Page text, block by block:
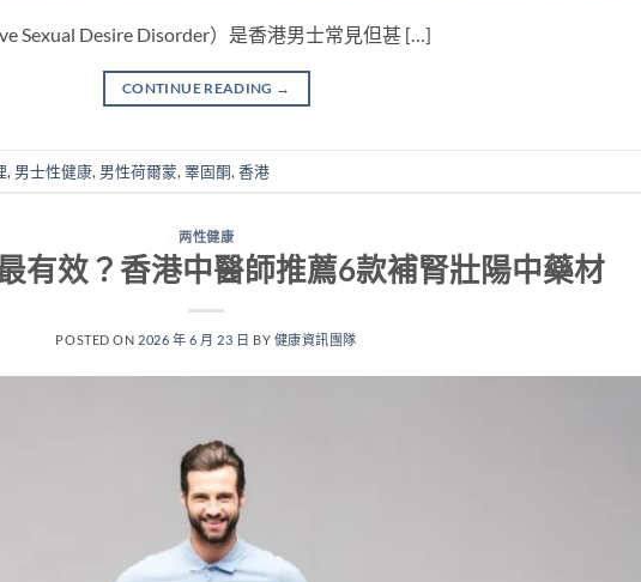
Sexual Desire Disorder）是香港男士常見但甚 […]
CONTINUE READING →
, 男士性健康, 男性荷爾蒙, 睪固酮, 香港
两性健康
有效？香港中醫師推薦6款補腎壯陽中藥材
POSTED ON 2026 年 6 月 23 日 BY 健康資訊團隊